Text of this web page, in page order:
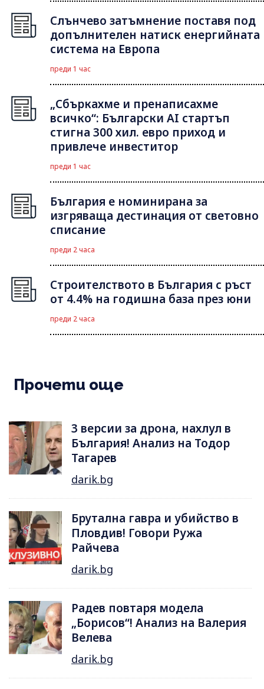
Слънчево затъмнение поставя под
допълнителен натиск енергийната
система на Европа
преди 1 час
„Сбъркахме и пренаписахме
всичко“: Български AI стартъп
стигна 300 хил. евро приход и
привлече инвеститор
преди 1 час
България е номинирана за
изгряваща дестинация от световно
списание
преди 2 часа
Строителството в България с ръст
от 4.4% на годишна база през юни
преди 2 часа
Прочети още
3 версии за дрона, нахлул в
България! Анализ на Тодор
Тагарев
darik.bg
Брутална гавра и убийство в
Пловдив! Говори Ружа
Райчева
darik.bg
Радев повтаря модела
„Борисов“! Анализ на Валерия
Велева
darik.bg